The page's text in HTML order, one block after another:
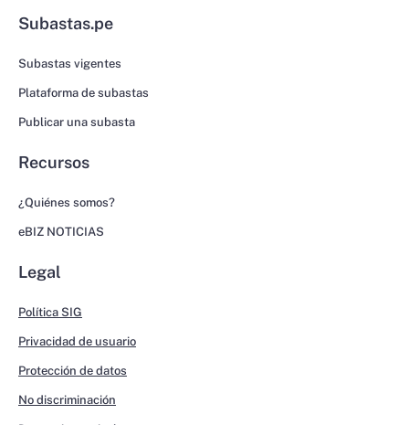
Subastas.pe
Subastas vigentes
Plataforma de subastas
Publicar una subasta
Recursos
¿Quiénes somos?
eBIZ NOTICIAS
Legal
Política SIG
Privacidad de usuario
Protección de datos
No discriminación